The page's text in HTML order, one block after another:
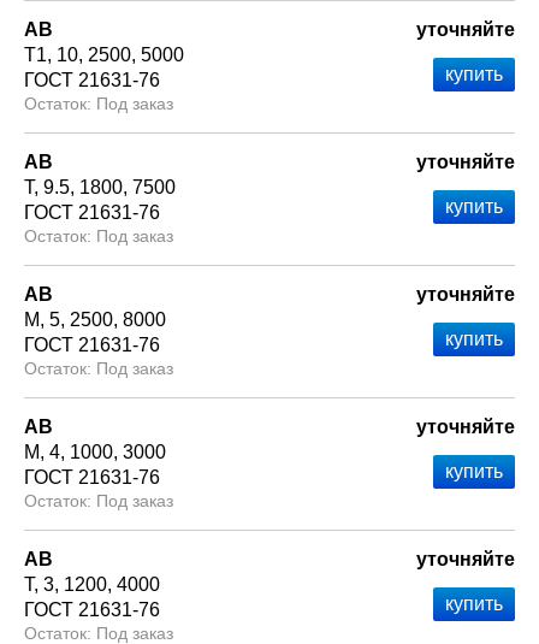
АВ
Т1 10 2500 5000
ГОСТ 21631-76
Под заказ
уточняйте
АВ
Т 9.5 1800 7500
ГОСТ 21631-76
Под заказ
уточняйте
АВ
М 5 2500 8000
ГОСТ 21631-76
Под заказ
уточняйте
АВ
М 4 1000 3000
ГОСТ 21631-76
Под заказ
уточняйте
АВ
Т 3 1200 4000
ГОСТ 21631-76
Под заказ
уточняйте